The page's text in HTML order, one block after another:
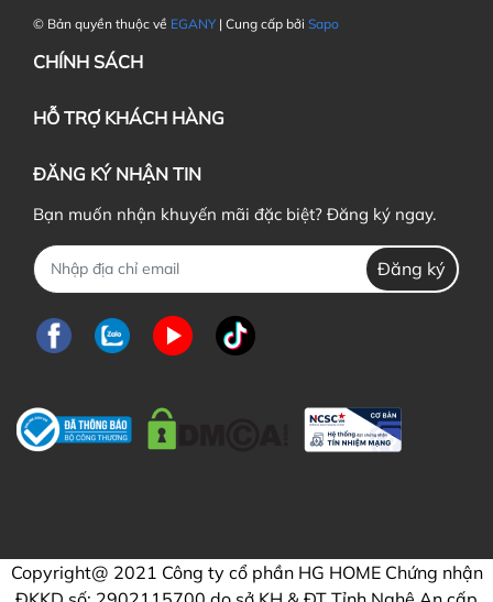
© Bản quyền thuộc về EGANY | Cung cấp bởi Sapo
CHÍNH SÁCH
HỖ TRỢ KHÁCH HÀNG
ĐĂNG KÝ NHẬN TIN
Bạn muốn nhận khuyến mãi đặc biệt? Đăng ký ngay.
Đăng ký
Copyright@ 2021 Công ty cổ phần HG HOME Chứng nhận